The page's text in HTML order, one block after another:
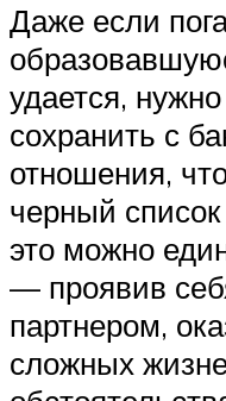
Даже если
удается,
сохранить с
отношения,
черный
это можно
— проявив
партнером,
сложных